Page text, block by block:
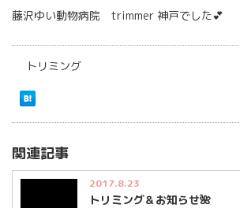
藤沢ゆい動物病院 trimmer 神戸でした💕
トリミング
関連記事
2017.8.23
トリミング＆お知らせ🌺